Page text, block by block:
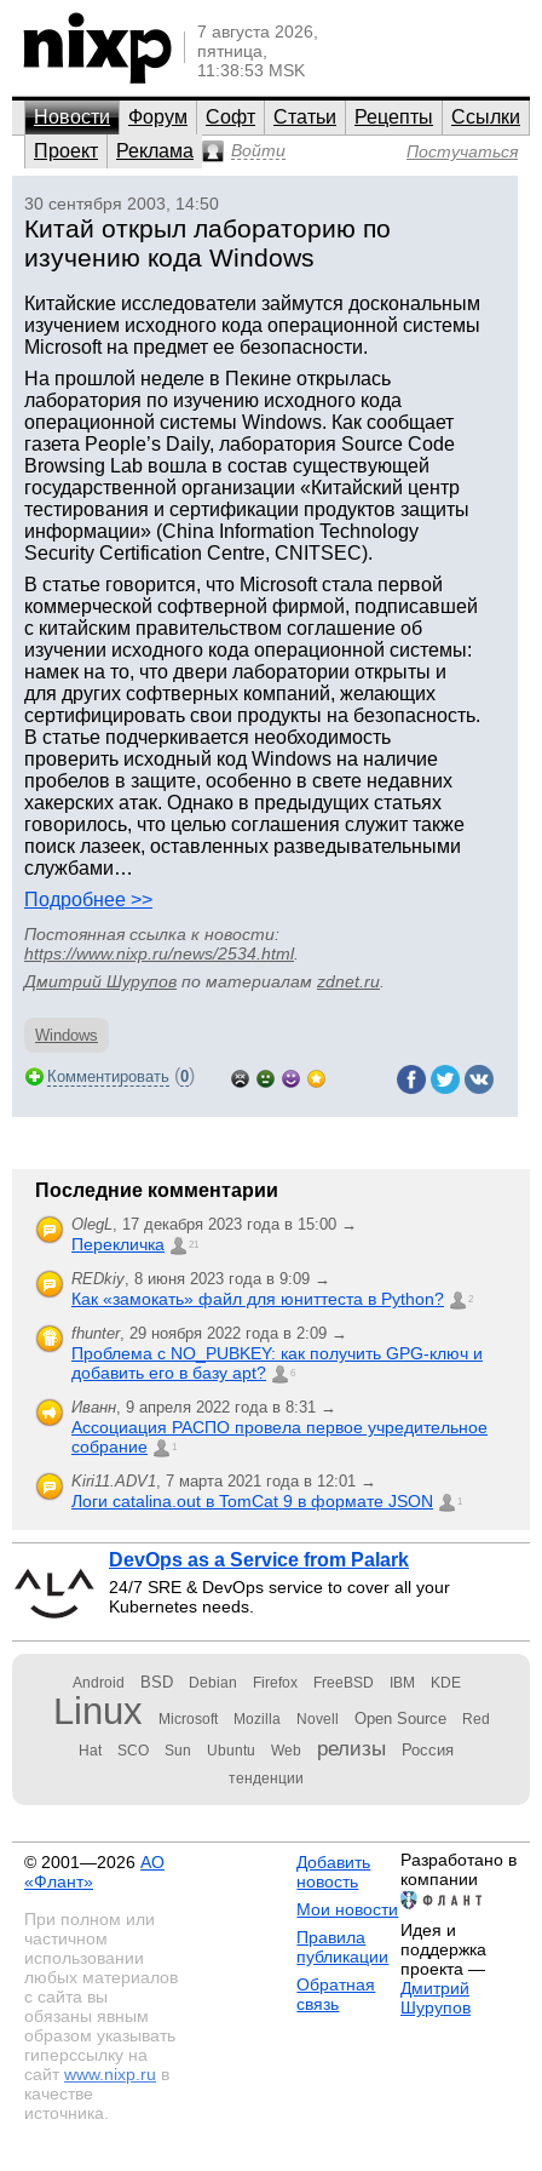
7 августа 2026,
пятница,
11:38:53 MSK
Новости Форум Софт Статьи Рецепты
Ссылки
Проект
Реклама Войти Постучаться
30 сентября 2003, 14:50
Китай открыл лабораторию по
изучению кода Windows
Китайские исследователи займутся доскональным
изучением исходного кода операционной системы
Microsoft на предмет ее безопасности.
На прошлой неделе в Пекине открылась
лаборатория по изучению исходного кода
операционной системы Windows. Как сообщает
газета People’s Daily, лаборатория Source Code
Browsing Lab вошла в состав существующей
государственной организации «Китайский центр
тестирования и сертификации продуктов защиты
информации» (China Information Technology
Security Certification Centre, CNITSEC).
В статье говорится, что Microsoft стала первой
коммерческой софтверной фирмой, подписавшей
с китайским правительством соглашение об
изучении исходного кода операционной системы:
намек на то, что двери лаборатории открыты и
для других софтверных компаний, желающих
сертифицировать свои продукты на безопасность.
В статье подчеркивается необходимость
проверить исходный код Windows на наличие
пробелов в защите, особенно в свете недавних
хакерских атак. Однако в предыдущих статьях
говорилось, что целью соглашения служит также
поиск лазеек, оставленных разведывательными
службами…
Подробнее >>
Постоянная ссылка к новости:
https://www.nixp.ru/news/2534.html.
Дмитрий Шурупов по материалам zdnet.ru
Windows
Комментировать (0)
Последние комментарии
OlegL, 17 декабря 2023 года в 15:00 →
Перекличка 21
REDkiy, 8 июня 2023 года в 9:09 →
Как «замокать» файл для юниттеста в Python? 2
fhunter, 29 ноября 2022 года в 2:09 →
Проблема с NO_PUBKEY: как получить GPG-ключ и
добавить его в базу apt?
6
Иванн, 9 апреля 2022 года в 8:31 →
Ассоциация РАСПО провела первое учредительное
собрание
1
Kiri11.ADV1, 7 марта 2021 года в 12:01 →
Логи catalina.out в TomCat 9 в формате JSON 1
DevOps as a Service from Palark
24/7 SRE & DevOps service to cover all your
Kubernetes needs.
Android BSD Debian Firefox FreeBSD IBM KDE
Linux Microsoft Mozilla Novell Open Source Red
Hat SCO Sun Ubuntu Web релизы Россия
тенденции
© 2001—2026 АО
«Флант»
При полном или
частичном
использовании
любых материалов
с сайта вы
обязаны явным
образом указывать
гиперссылку на
сайт www.nixp.ru в
качестве
источника.
Добавить
новость
Мои новости
Правила
публикации
Обратная
связь
Разработано в
компании
Идея и
поддержка
проекта —
Дмитрий
Шурупов